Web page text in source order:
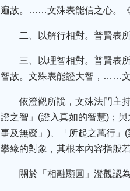
遍故。……文殊表能信之心。《
二、以解行相對。普賢表
三、以理智相對。普賢表
智故。文殊表能證大智，……文
依澄觀所說，文殊法門主
證之智」(證入真如的智慧)；
事及無礙」)、「所起之萬行」
攀緣的對象，其根本內容指般
關於「相融顯圓」澄觀認